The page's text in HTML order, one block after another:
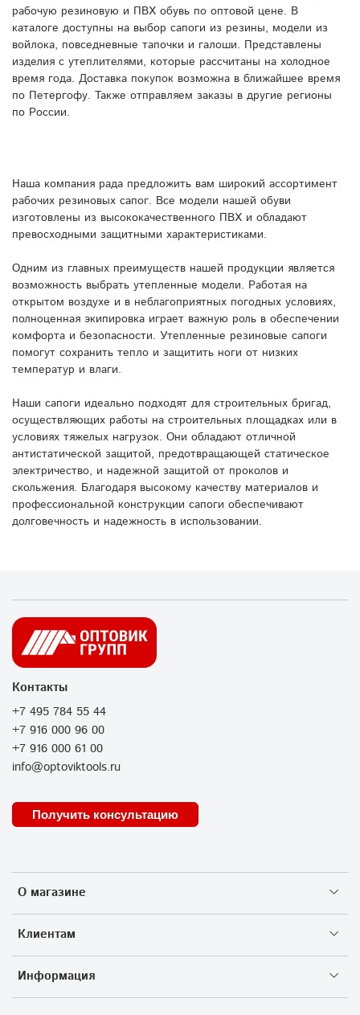
рабочую резиновую и ПВХ обувь по оптовой цене. В
каталоге доступны на выбор сапоги из резины, модели из
войлока, повседневные тапочки и галоши. Представлены
изделия с утеплителями, которые рассчитаны на холодное
время года. Доставка покупок возможна в ближайшее время
по Петергофу. Также отправляем заказы в другие регионы
по России.
Наша компания рада предложить вам широкий ассортимент
рабочих резиновых сапог. Все модели нашей обуви
изготовлены из высококачественного ПВХ и обладают
превосходными защитными характеристиками.
Одним из главных преимуществ нашей продукции является
возможность выбрать утепленные модели. Работая на
открытом воздухе и в неблагоприятных погодных условиях,
полноценная экипировка играет важную роль в обеспечении
комфорта и безопасности. Утепленные резиновые сапоги
помогут сохранить тепло и защитить ноги от низких
температур и влаги.
Наши сапоги идеально подходят для строительных бригад,
осуществляющих работы на строительных площадках или в
условиях тяжелых нагрузок. Они обладают отличной
антистатической защитой, предотвращающей статическое
электричество, и надежной защитой от проколов и
скольжения. Благодаря высокому качеству материалов и
профессиональной конструкции сапоги обеспечивают
долговечность и надежность в использовании.
О магазине
Клиентам
Информация
Контакты
+7 495 784 55 44
+7 916 000 96 00
+7 916 000 61 00
info@optoviktools.ru
Получить консультацию